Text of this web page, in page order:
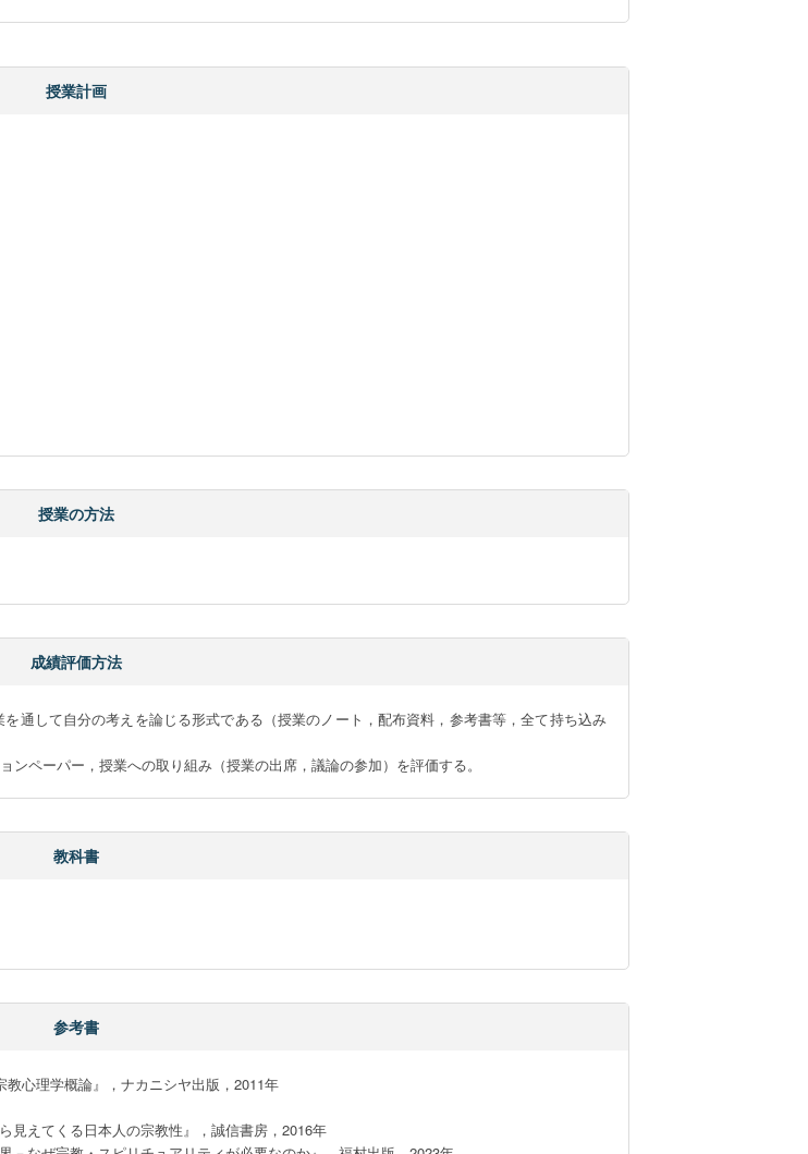
授業計画
授業の方法
成績評価方法
通して自分の考えを論じる形式である（授業のノート，配布資料，参考書等，全て持ち込み
ペーパー，授業への取り組み（授業の出席，議論の参加）を評価する。
教科書
参考書
心理学概論』，ナカニシヤ出版，2011年
見えてくる日本人の宗教性』，誠信書房，2016年